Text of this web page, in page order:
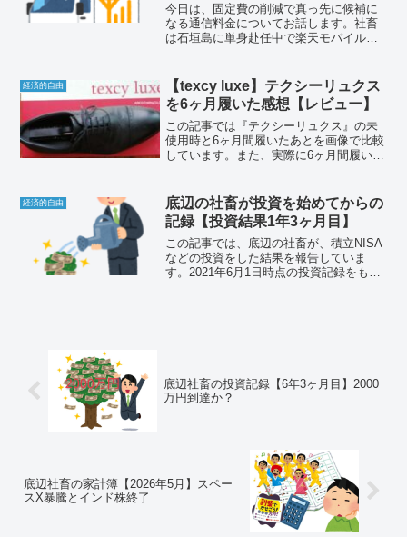
今日は、固定費の削減で真っ先に候補に
なる通信料金についてお話します。社畜
は石垣島に単身赴任中で楽天モバイルを
はされたのでしょうか？現状をリポート
してきました。
経済的自由
【texcy luxe】テクシーリュクス
を6ヶ月履いた感想【レビュー】
この記事では『テクシーリュクス』の未
使用時と6ヶ月間履いたあとを画像で比較
しています。また、実際に6ヶ月間履いて
ュクスは結局買いなのか？』に対する社
畜の回答は？
経済的自由
底辺の社畜が投資を始めてからの
記録【投資結果1年3ヶ月目】
この記事では、底辺の社畜が、積立NISA
などの投資をした結果を報告していま
す。2021年6月1日時点の投資記録をもと
底辺社畜の投資記録【6年3ヶ月目】2000
万円到達か？
底辺社畜の家計簿【2026年5月】スペー
スX暴騰とインド株終了